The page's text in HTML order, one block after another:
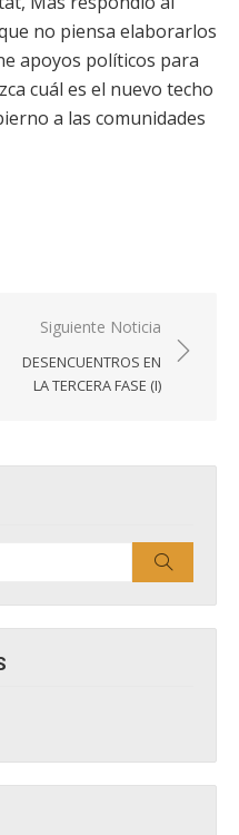
no piensa elaborarlos
apoyos políticos para
cuál es el nuevo techo
a las comunidades
Siguiente Noticia
DESENCUENTROS EN
LA TERCERA FASE (I)